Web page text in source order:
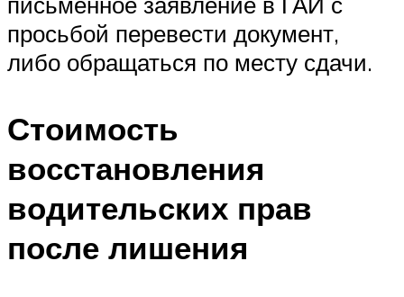
просьбой перевести документ,
либо обращаться по месту сдачи.
Стоимость
восстановления
водительских прав
после лишения